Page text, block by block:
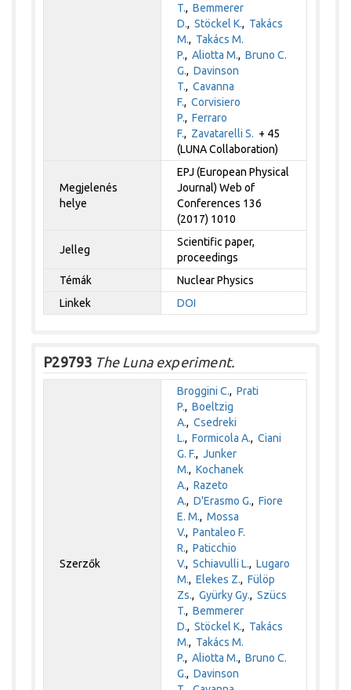
T.,Bemmerer
D.,Stöckel K., Takács
M., Takács M.
P.,Aliotta M.,Bruno C.
G.,Davinson
T.,Cavanna
F.,Corvisiero
P.,Ferraro
F., Zavatarelli S. + 45
(LUNA Collaboration)
Megjelenés
helye
EPJ (European Physical
Journal) Web of
Conferences 136
(2017) 1010
Jelleg
Scientific paper,
proceedings
Témák
Nuclear Physics
Linkek
DOI
P29793 The Luna experiment.
Szerzők
Broggini C.,Prati
P.,Boeltzig
A.,Csedreki
L.,Formicola A.,Ciani
G. F.,Junker
M.,Kochanek
A.,Razeto
A.,D'Erasmo G.,Fiore
E. M.,Mossa
V.,Pantaleo F.
R.,Paticchio
V.,Schiavulli L.,Lugaro
M.,Elekes Z.,Fülöp
Zs.,Gyürky Gy.,Szücs
T.,Bemmerer
D.,Stöckel K., Takács
M., Takács M.
P.,Aliotta M.,Bruno C.
G.,Davinson